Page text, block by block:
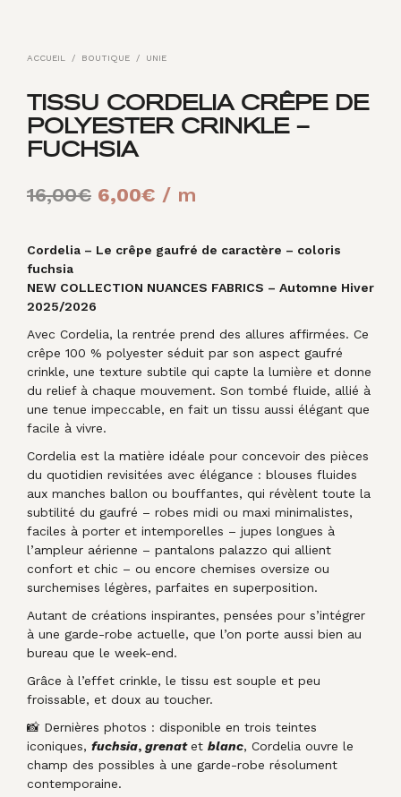
ACCUEIL / BOUTIQUE / UNIE
TISSU CORDELIA CRÊPE DE
POLYESTER CRINKLE –
FUCHSIA
16,00€ Le
initial
était :
6,00€ Le
actuel
est :
/ m
Cordelia – Le crêpe gaufré de caractère – coloris
fuchsia
NEW COLLECTION NUANCES FABRICS – Automne Hiver
2025/2026
Avec Cordelia, la rentrée prend des allures affirmées. Ce
crêpe 100 % polyester séduit par son aspect gaufré
crinkle, une texture subtile qui capte la lumière et donne
du relief à chaque mouvement. Son tombé fluide, allié à
une tenue impeccable, en fait un tissu aussi élégant que
facile à vivre.
Cordelia est la matière idéale pour concevoir des pièces
du quotidien revisitées avec élégance : blouses fluides
aux manches ballon ou bouffantes, qui révèlent toute la
subtilité du gaufré – robes midi ou maxi minimalistes,
faciles à porter et intemporelles – jupes longues à
l’ampleur aérienne – pantalons palazzo qui allient
confort et chic – ou encore chemises oversize ou
surchemises légères, parfaites en superposition.
Autant de créations inspirantes, pensées pour s’intégrer
à une garde-robe actuelle, que l’on porte aussi bien au
bureau que le week-end.
Grâce à l’effet crinkle, le tissu est souple et peu
froissable, et doux au toucher.
📸 Dernières photos : disponible en trois teintes
iconiques, fuchsia, grenatet blanc, Cordelia ouvre le
champ des possibles à une garde-robe résolument
contemporaine.